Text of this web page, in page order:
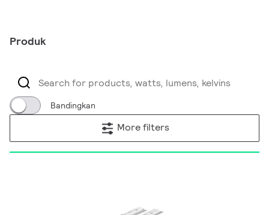
Produk
Bandingkan
More filters